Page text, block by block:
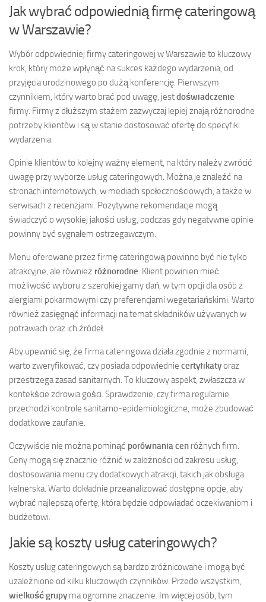
Jak wybrać odpowiednią firmę cateringową
w Warszawie?
Wybór odpowiedniej firmy cateringowej w Warszawie to kluczowy
krok, który może wpłynąć na sukces każdego wydarzenia, od
przyjęcia urodzinowego po dużą konferencję. Pierwszym
czynnikiem, który warto brać pod uwagę, jestdoświadczenie
firmy. Firmy z dłuższym stażem zazwyczaj lepiej znają różnorodne
potrzeby klientów i są w stanie dostosować ofertę do specyfiki
wydarzenia.
Opinie klientów to kolejny ważny element, na który należy zwrócić
uwagę przy wyborze usług cateringowych. Można je znaleźć na
stronach internetowych, w mediach społecznościowych, a także w
serwisach z recenzjami. Pozytywne rekomendacje mogą
świadczyć o wysokiej jakości usług, podczas gdy negatywne opinie
powinny być sygnałem ostrzegawczym.
Menu oferowane przez firmę cateringową powinno być nie tylko
atrakcyjne, ale również różnorodne. Klient powinien mieć
możliwość wyboru z szerokiej gamy dań, w tym opcji dla osób z
alergiami pokarmowymi czy preferencjami wegetariańskimi. Warto
również zasięgnąć informacji na temat składników używanych w
potrawach oraz ich źródeł.
Aby upewnić się, że firma cateringowa działa zgodnie z normami,
warto zweryfikować, czy posiada odpowiednie certyfikatyoraz
przestrzega zasad sanitarnych. To kluczowy aspekt, zwłaszcza w
kontekście zdrowia gości. Sprawdzenie, czy firma regularnie
przechodzi kontrole sanitarno-epidemiologiczne, może zbudować
dodatkowe zaufanie.
Oczywiście nie można pominąć porównania cen różnych firm.
Ceny mogą się znacznie różnić w zależności od zakresu usług,
dostosowania menu czy dodatkowych atrakcji, takich jak obsługa
kelnerska. Warto dokładnie przeanalizować dostępne opcje, aby
wybrać najlepszą ofertę, która będzie odpowiadać oczekiwaniom i
budżetowi.
Jakie są koszty usług cateringowych?
Koszty usług cateringowych są bardzo zróżnicowane i mogą być
uzależnione od kilku kluczowych czynników. Przede wszystkim,
wielkość grupy ma ogromne znaczenie. Im więcej osób, tym